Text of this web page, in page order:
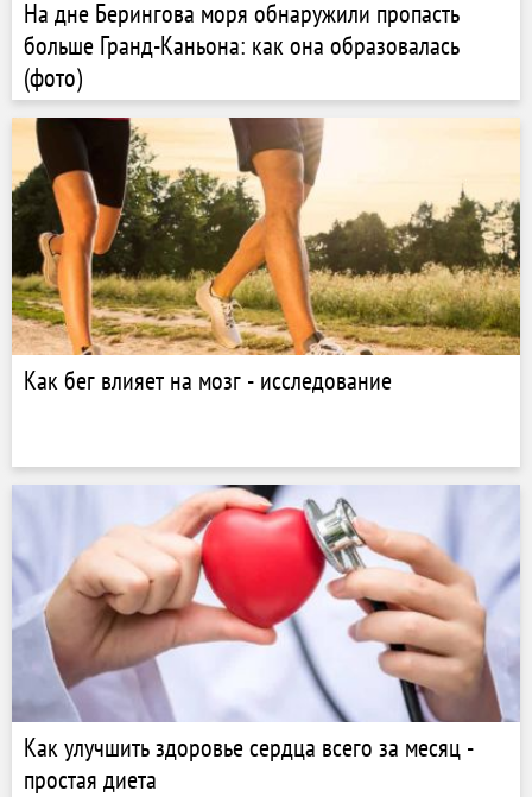
На дне Берингова моря обнаружили пропасть
больше Гранд-Каньона: как она образовалась
(фото)
Как бег влияет на мозг - исследование
Как улучшить здоровье сердца всего за месяц -
простая диета